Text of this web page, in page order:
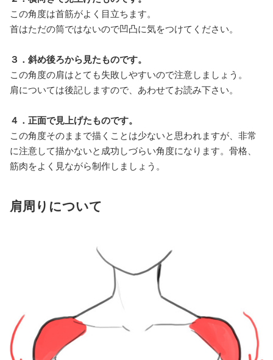
この角度は首筋がよく目立ちます。
首はただの筒ではないので凹凸に気をつけてください。
３．斜め後ろから見たものです。
この角度の肩はとても失敗しやすいので注意しましょう。
肩については後記しますので、あわせてお読み下さい。
４．正面で見上げたものです。
この角度そのままで描くことは少ないと思われますが、非常
に注意して描かないと成功しづらい角度になります。骨格、
筋肉をよく見ながら制作しましょう。
肩周りについて